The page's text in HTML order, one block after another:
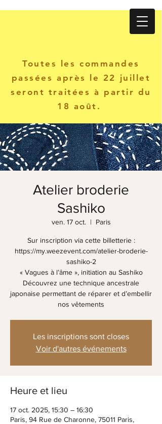
Toutes les commandes
passées après le 22 juillet
seront traitées à partir du
18 août.
Atelier broderie
Sashiko
ven. 17 oct.
  |
Paris
Sur inscription via cette billetterie :
https://my.weezevent.com/atelier-broderie-
sashiko-2
« Vagues à l’âme », initiation au Sashiko
Découvrez une technique ancestrale
japonaise permettant de réparer et d’embellir
Les inscriptions sont closes
Voir d'autres événements
Heure et lieu
17 oct. 2025, 15:30 – 16:30
Paris, 94 Rue de Charonne, 75011 Paris,